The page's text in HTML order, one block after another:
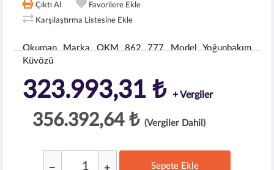
Çıktı Al
Favorilere Ekle
Karşılaştırma Listesine Ekle
Okuman Marka OKM 862 777 Model Yoğunbakım
Küvözü
323.993,31 ₺ + Vergiler
356.392,64 ₺ (Vergiler Dahil)
Sepete Ekle